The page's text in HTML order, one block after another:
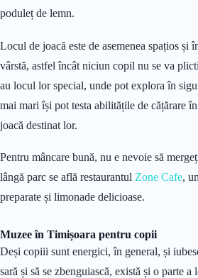
poduleț de lemn.
Locul de joacă este de asemenea spațios și
vârstă, astfel încât niciun copil nu se va
au locul lor special, unde pot explora în
mai mari își pot testa abilitățile de cățărare
joacă destinat lor.
Pentru mâncare bună, nu e nevoie să
lângă parc se află restaurantul Zone Cafe,
preparate și limonade delicioase.
Muzee în Timișoara pentru copii
Deși copiii sunt energici, în general, și
sară și să se zbenguiască, există și o parte a